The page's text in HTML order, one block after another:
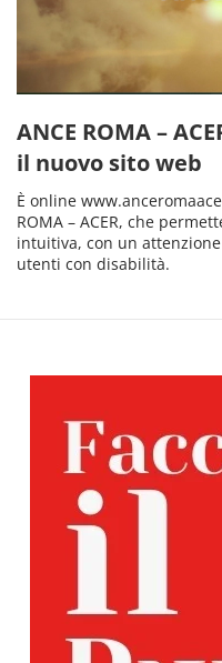
ANCE ROMA –
il nuovo sito web
È online
ROMA – ACER, che
intuitiva, con un
utenti con disabilità.